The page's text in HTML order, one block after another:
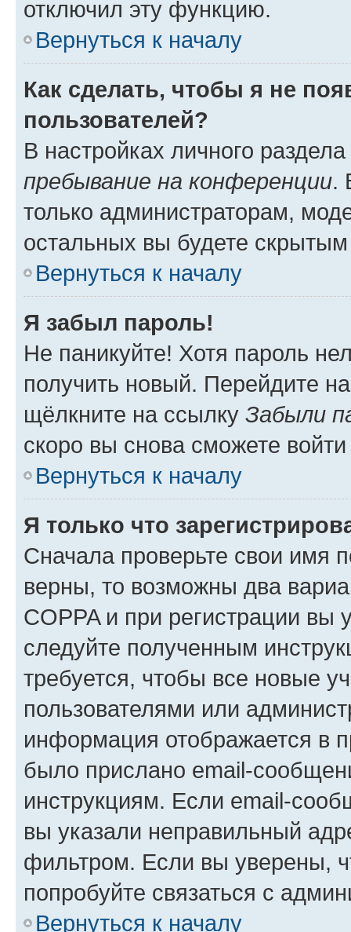
отключил эту функцию.
Вернуться к началу
Как сделать, чтобы я не
пользователей?
В настройках личного
пребывание на конференции.
только администраторам,
остальных вы будете
Вернуться к началу
Я забыл пароль!
Не паникуйте! Хотя пароль
получить новый. Перейдите
щёлкните на ссылку Забыли
скоро вы снова сможете
Вернуться к началу
Я только что
Сначала проверьте свои имя
верны, то возможны два
COPPA и при регистрации вы
следуйте полученным
требуется, чтобы все новые
пользователями или
информация отображается в
было прислано email-
инструкциям. Если email-
вы указали неправильный
фильтром. Если вы уверены,
попробуйте связаться с
Вернуться к началу